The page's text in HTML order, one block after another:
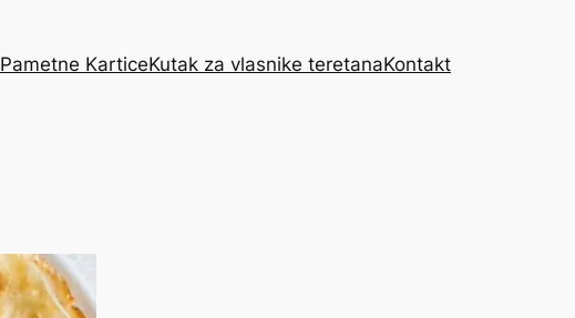
Pametne KarticeKutak za vlasnike teretanaKontakt